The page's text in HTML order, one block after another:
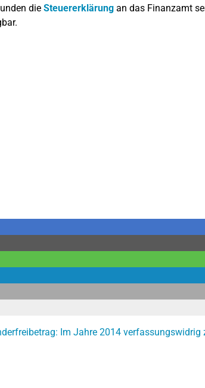
die Steuererklärung an das Finanzamt
Im Jahre 2014 verfassungswidrig